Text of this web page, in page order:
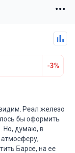
-3%
бы оформить
Но, думаю, в
Барсе, на ее